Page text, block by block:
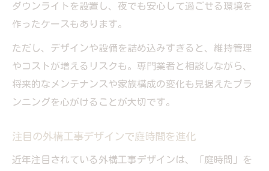
ダウンライトを設置し、夜でも安心して過ごせる環境を
作ったケースもあります。
ただし、デザインや設備を詰め込みすぎると、維持管理
やコストが増えるリスクも。専門業者と相談しながら、
将来的なメンテナンスや家族構成の変化も見据えたプラ
ンニングを心がけることが大切です。
注目の外構工事デザインで庭時間を進化
近年注目されている外構工事デザインは、「庭時間」を